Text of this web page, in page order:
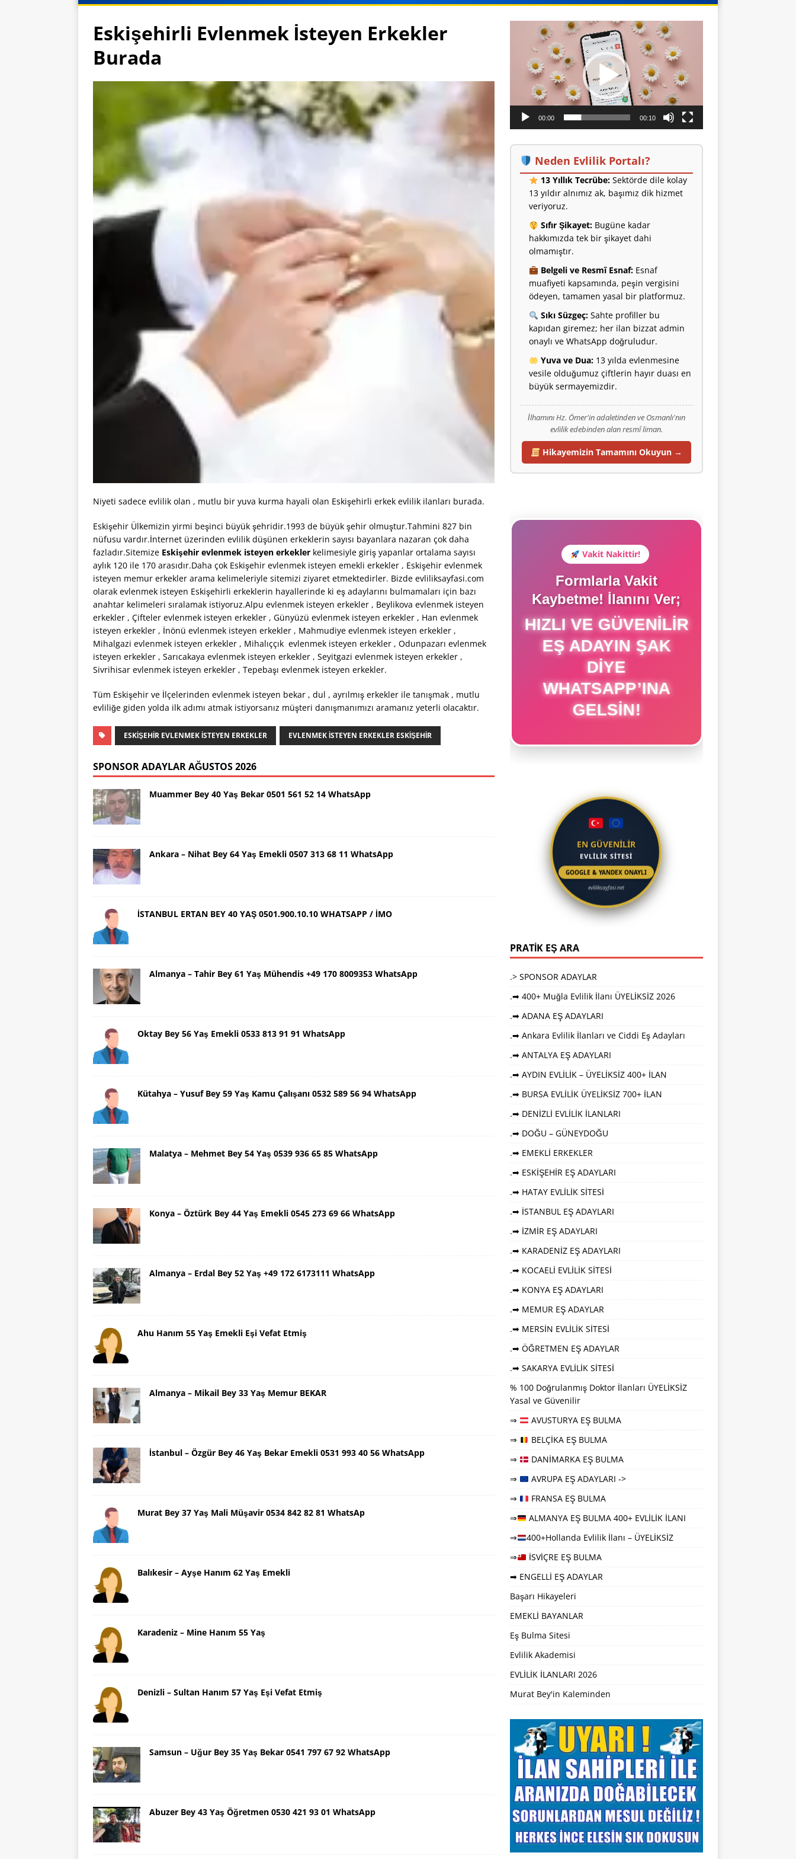
Eskişehirli Evlenmek İsteyen Erkekler
Burada
Niyeti sadece evlilik olan , mutlu bir yuva kurma hayali olan Eskişehirli erkek evlilik ilanları burada.
Eskişehir Ülkemizin yirmi beşinci büyük şehridir.1993 de büyük şehir olmuştur.Tahmini 827 bin
nüfusu vardır.İnternet üzerinden evlilik düşünen erkeklerin sayısı bayanlara nazaran çok daha
fazladır.Sitemize Eskişehir evlenmek isteyen erkekler kelimesiyle giriş yapanlar ortalama sayısı
aylık 120 ile 170 arasıdır.Daha çok Eskişehir evlenmek isteyen emekli erkekler , Eskişehir evlenmek
isteyen memur erkekler arama kelimeleriyle sitemizi ziyaret etmektedirler. Bizde evliliksayfasi.com
olarak evlenmek isteyen Eskişehirli erkeklerin hayallerinde ki eş adaylarını bulmamaları için bazı
anahtar kelimeleri sıralamak istiyoruz.Alpu evlenmek isteyen erkekler , Beylikova evlenmek isteyen
erkekler , Çifteler evlenmek isteyen erkekler , Günyüzü evlenmek isteyen erkekler , Han evlenmek
isteyen erkekler , İnönü evlenmek isteyen erkekler , Mahmudiye evlenmek isteyen erkekler ,
Mihalgazi evlenmek isteyen erkekler , Mihalıççık evlenmek isteyen erkekler , Odunpazarı evlenmek
isteyen erkekler , Sarıcakaya evlenmek isteyen erkekler , Seyitgazi evlenmek isteyen erkekler ,
Sivrihisar evlenmek isteyen erkekler , Tepebaşı evlenmek isteyen erkekler.
Tüm Eskişehir ve İlçelerinden evlenmek isteyen bekar , dul , ayrılmış erkekler ile tanışmak , mutlu
evliliğe giden yolda ilk adımı atmak istiyorsanız müşteri danışmanımızı aramanız yeterli olacaktır.
ESKIŞEHIR EVLENMEK ISTEYEN ERKEKLER EVLENMEK ISTEYEN ERKEKLER ESKIŞEHIR
SPONSOR ADAYLAR AĞUSTOS 2026
Muammer Bey 40 Yaş Bekar 0501 561 52 14 WhatsApp
Ankara – Nihat Bey 64 Yaş Emekli 0507 313 68 11 WhatsApp
İSTANBUL ERTAN BEY 40 YAŞ 0501.900.10.10 WHATSAPP / İMO
Almanya – Tahir Bey 61 Yaş Mühendis +49 170 8009353 WhatsApp
Oktay Bey 56 Yaş Emekli 0533 813 91 91 WhatsApp
Kütahya – Yusuf Bey 59 Yaş Kamu Çalışanı 0532 589 56 94 WhatsApp
Malatya – Mehmet Bey 54 Yaş 0539 936 65 85 WhatsApp
Konya – Öztürk Bey 44 Yaş Emekli 0545 273 69 66 WhatsApp
Almanya – Erdal Bey 52 Yaş +49 172 6173111 WhatsApp
Ahu Hanım 55 Yaş Emekli Eşi Vefat Etmiş
Almanya – Mikail Bey 33 Yaş Memur BEKAR
İstanbul – Özgür Bey 46 Yaş Bekar Emekli 0531 993 40 56 WhatsApp
Murat Bey 37 Yaş Mali Müşavir 0534 842 82 81 WhatsAp
Balıkesir – Ayşe Hanım 62 Yaş Emekli
Karadeniz – Mine Hanım 55 Yaş
Denizli – Sultan Hanım 57 Yaş Eşi Vefat Etmiş
Samsun – Uğur Bey 35 Yaş Bekar 0541 797 67 92 WhatsApp
Abuzer Bey 43 Yaş Öğretmen 0530 421 93 01 WhatsApp
oynatıcı
00:00 00:10
Neden Evlilik Portalı?
13 Yıllık Tecrübe:Sektörde dile kolay
13 yıldır alnımız ak, başımız dik hizmet
veriyoruz.
Sıfır Şikayet:Bugüne kadar
hakkımızda tek bir şikayet dahi
olmamıştır.
Belgeli ve Resmî Esnaf:Esnaf
muafiyeti kapsamında, peşin vergisini
ödeyen, tamamen yasal bir platformuz.
Sıkı Süzgeç:Sahte profiller bu
kapıdan giremez; her ilan bizzat admin
onaylı ve WhatsApp doğruludur.
Yuva ve Dua:13 yılda evlenmesine
vesile olduğumuz çiftlerin hayır duası en
büyük sermayemizdir.
İlhamını Hz. Ömer'in adaletinden ve Osmanlı'nın
evlilik edebinden alan resmî liman.
Hikayemizin Tamamını Okuyun →
Vakit Nakittir!
Formlarla Vakit
Kaybetme! İlanını Ver;
HIZLI VE GÜVENILIR
EŞ ADAYIN ŞAK
DIYE
WHATSAPP’INA
GELSIN!
EN GÜVENİLİR
EVLİLİK SİTESİ
GOOGLE & YANDEX ONAYLI
PRATİK EŞ ARA
.> SPONSOR ADAYLAR
.➡ 400+ Muğla Evlilik İlanı ÜYELİKSİZ 2026
.➡ ADANA EŞ ADAYLARI
.➡ Ankara Evlilik İlanları ve Ciddi Eş Adayları
.➡ ANTALYA EŞ ADAYLARI
.➡ AYDIN EVLİLİK – ÜYELİKSİZ 400+ İLAN
.➡ BURSA EVLİLİK ÜYELİKSİZ 700+ İLAN
.➡ DENİZLİ EVLİLİK İLANLARI
.➡ DOĞU – GÜNEYDOĞU
.➡ EMEKLİ ERKEKLER
.➡ ESKİŞEHİR EŞ ADAYLARI
.➡ HATAY EVLİLİK SİTESİ
.➡ İSTANBUL EŞ ADAYLARI
.➡ İZMİR EŞ ADAYLARI
.➡ KARADENİZ EŞ ADAYLARI
.➡ KOCAELİ EVLİLİK SİTESİ
.➡ KONYA EŞ ADAYLARI
.➡ MEMUR EŞ ADAYLAR
.➡ MERSİN EVLİLİK SİTESİ
.➡ ÖĞRETMEN EŞ ADAYLAR
.➡ SAKARYA EVLİLİK SİTESİ
% 100 Doğrulanmış Doktor İlanları ÜYELİKSİZ
Yasal ve Güvenilir
⇒
AVUSTURYA EŞ BULMA
⇒
BELÇİKA EŞ BULMA
⇒
DANİMARKA EŞ BULMA
⇒
AVRUPA EŞ ADAYLARI ->
⇒
FRANSA EŞ BULMA
⇒
ALMANYA EŞ BULMA 400+ EVLİLİK İLANI
⇒
400+Hollanda Evlilik İlanı – ÜYELİKSİZ
⇒
İSVİÇRE EŞ BULMA
➡ ENGELLİ EŞ ADAYLAR
Başarı Hikayeleri
EMEKLİ BAYANLAR
Eş Bulma Sitesi
Evlilik Akademisi
EVLİLİK İLANLARI 2026
Murat Bey'in Kaleminden